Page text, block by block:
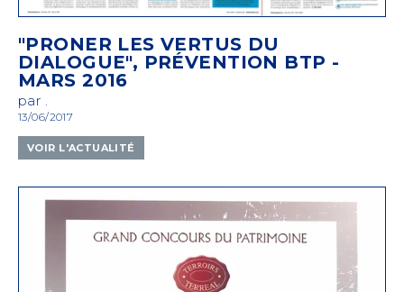
"PRONER LES VERTUS DU
DIALOGUE", PRÉVENTION BTP -
MARS 2016
par .
13/06/2017
VOIR L'ACTUALITÉ